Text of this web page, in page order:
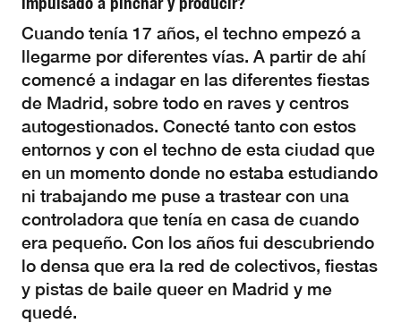
Cuando tenía 17 años, el techno empezó a
llegarme por diferentes vías. A partir de ahí
comencé a indagar en las diferentes fiestas
de Madrid, sobre todo en raves y centros
autogestionados. Conecté tanto con estos
entornos y con el techno de esta ciudad que
en un momento donde no estaba estudiando
ni trabajando me puse a trastear con una
controladora que tenía en casa de cuando
era pequeño. Con los años fui descubriendo
lo densa que era la red de colectivos, fiestas
y pistas de baile queer en Madrid y me
quedé.